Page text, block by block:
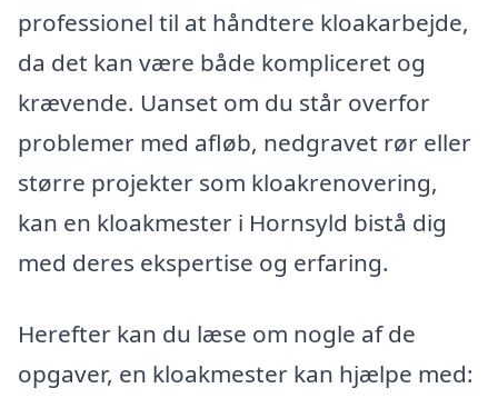
professionel til at håndtere kloakarbejde,
da det kan være både kompliceret og
krævende. Uanset om du står overfor
problemer med afløb, nedgravet rør eller
større projekter som kloakrenovering,
kan en kloakmester i Hornsyld bistå dig
med deres ekspertise og erfaring.
Herefter kan du læse om nogle af de
opgaver, en kloakmester kan hjælpe med: